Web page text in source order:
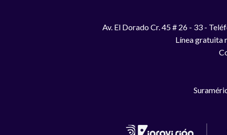
Av. El Dorado Cr. 45 # 26 - 33 -
Línea gratuita